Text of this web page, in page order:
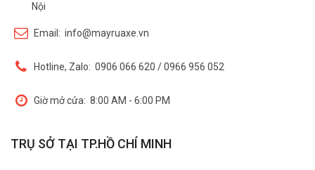
Nội
Email: info@mayruaxe.vn
Hotline, Zalo: 0906 066 620 / 0966 956 052
Giờ mở cửa: 8:00 AM - 6:00 PM
TRỤ SỞ TẠI TP.HỒ CHÍ MINH